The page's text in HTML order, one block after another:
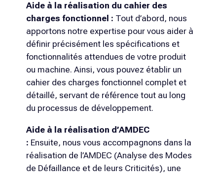
Aide à la réalisation du cahier des
charges fonctionnel : Tout d’abord, nous
apportons notre expertise pour vous aider à
définir précisément les spécifications et
fonctionnalités attendues de votre produit
ou machine. Ainsi, vous pouvez établir un
cahier des charges fonctionnel complet et
détaillé, servant de référence tout au long
du processus de développement.
Aide à la réalisation d’AMDEC
: Ensuite, nous vous accompagnons dans la
réalisation de l’AMDEC (Analyse des Modes
de Défaillance et de leurs Criticités), une